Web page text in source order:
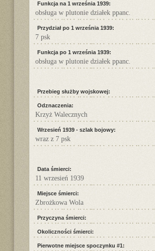
Funkcja na 1 września 1939:
obsługa w plutonie działek ppanc.
Przydział po 1 września 1939:
7 psk
Funkcja po 1 września 1939:
obsługa w plutonie działek ppanc.
Przebieg służby wojskowej:
Odznaczenia:
Krzyż Walecznych
Wrzesień 1939 - szlak bojowy:
wraz z 7 psk
Data śmierci:
11 wrzesień 1939
Miejsce śmierci:
Zbrożkowa Wola
Przyczyna śmierci:
Okoliczności śmierci:
Pierwotne miejsce spoczynku #1: